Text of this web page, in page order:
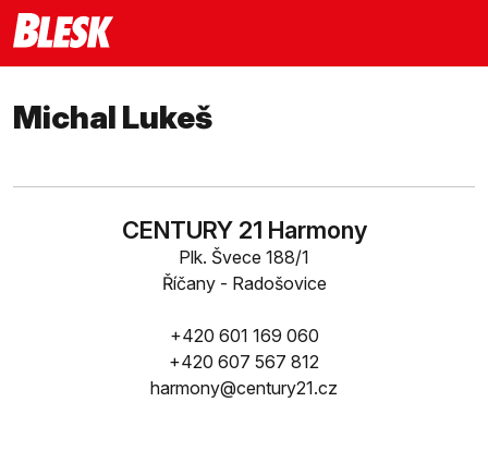
Michal Lukeš
CENTURY 21 Harmony
Plk. Švece 188/1
Říčany - Radošovice
+420 601 169 060
+420 607 567 812
harmony@century21.cz